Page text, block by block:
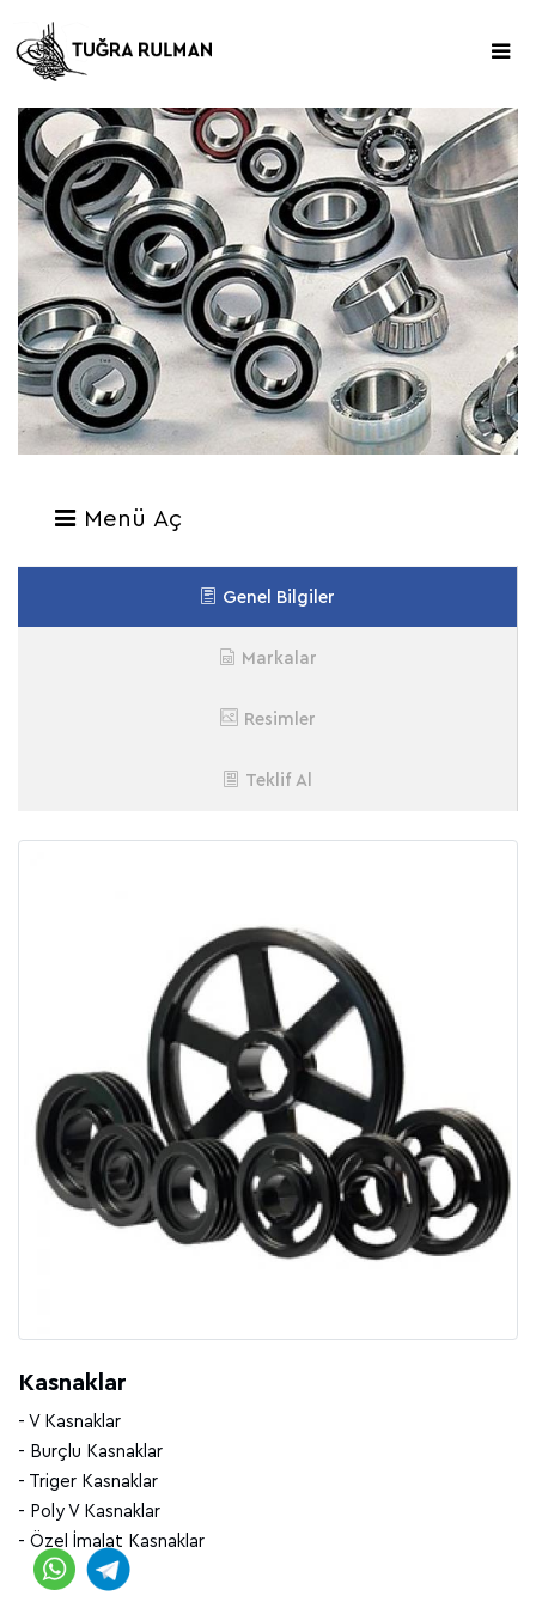
Menü Aç
Genel Bilgiler
Markalar
Resimler
Teklif Al
Kasnaklar
- V Kasnaklar
- Burçlu Kasnaklar
- Triger Kasnaklar
- Poly V Kasnaklar
- Özel İmalat Kasnaklar